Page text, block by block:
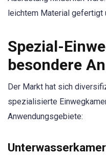
leichtem Material gefertigt
Spezial-
besondere
Der Markt hat sich
spezialisierte
Anwendungsgebiete: